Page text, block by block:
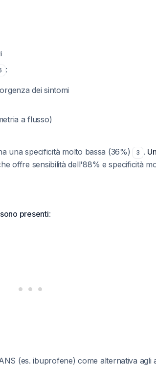
:
dei sintomi
a flusso)
una specificità molto bassa (36%)
3 .
offre sensibilità dell'88% e specificità
presenti:
(es. ibuprofene) come alternativa agli